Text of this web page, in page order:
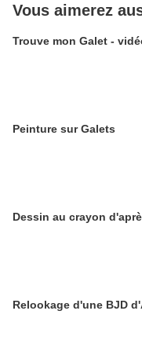
Vous aimerez
Trouve mon Galet -
Peinture sur Galets
Dessin au crayon
Relookage d'une BJD